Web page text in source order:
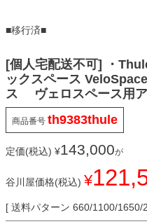
■移行済■
[個人宅配送不可] ・
ックスペース
ス ヴェロスペース用
商品番号 th9383thule
定価(税込) ¥143,000が
谷川屋価格(税込) ¥
送料パターン 660/1100/1650/